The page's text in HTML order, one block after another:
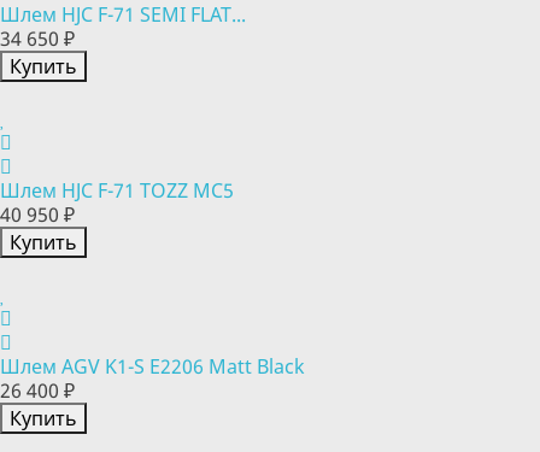
Шлем HJC F-71 SEMI FLAT...
34 650 ₽
Купить
Шлем HJC F-71 TOZZ MC5
40 950 ₽
Купить
Шлем AGV K1-S E2206 Matt Black
26 400 ₽
Купить